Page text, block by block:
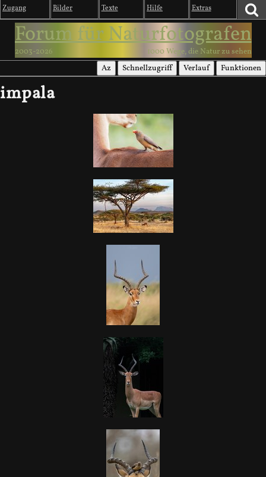
Zugang Bilder Texte Hilfe Extras
Forum für Naturfotografen
2003-2026 1000 Wege, die Natur zu sehen
Az Schnellzugriff Verlauf Funktionen
impala